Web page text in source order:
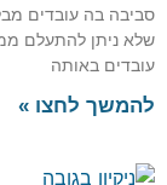
סביבה בה עובדים
שלא ניתן להתעלם
עובדים באותה
להמשך לחצו »